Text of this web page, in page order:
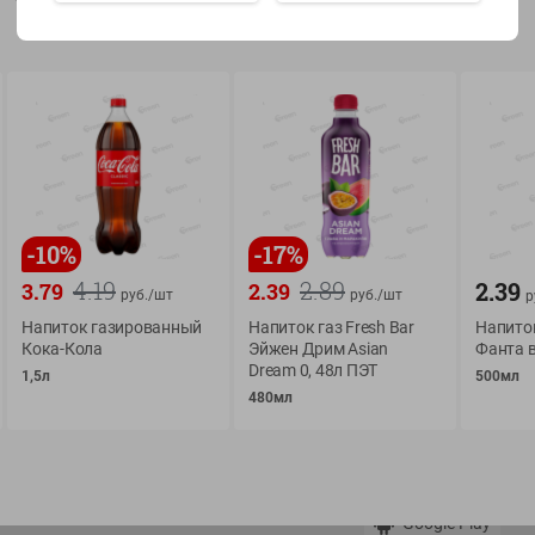
О сервисе
Условия доставки
Возврат товара
Мой Green
Мои товары
Обратная связь
Google Play
-10%
4.19
3.79 руб./шт
Напиток газированный
Кока-Кола
1,5л
-17%
2.89
2.39 руб./шт
Напиток газ Fresh Bar
Эйжен Дрим Asian
Dream 0, 48л ПЭТ
480мл
2.39
Фанта
500мл